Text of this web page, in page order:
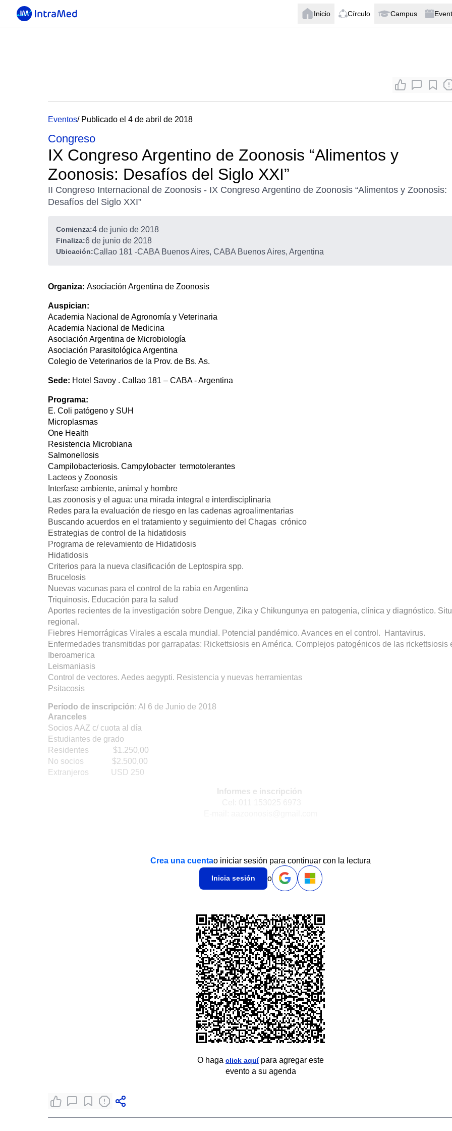
Inicio Círculo Campus
Eventos/ Publicado el 4 de abril de 2018
Congreso
IX Congreso Argentino de Zoonosis “Alimentos y
Zoonosis: Desafíos del Siglo XXI”
II Congreso Internacional de Zoonosis - IX Congreso Argentino de Zoonosis “Alimentos y Zoonosis:
Desafíos del Siglo XXI”
Comienza:4 de junio de 2018
Finaliza:6 de junio de 2018
Ubicación:Callao 181 -CABA Buenos Aires, CABA Buenos Aires, Argentina
Organiza: Asociación Argentina de Zoonosis
Auspician:
Academia Nacional de Agronomía y Veterinaria
Academia Nacional de Medicina
Asociación Argentina de Microbiología
Asociación Parasitológica Argentina
Colegio de Veterinarios de la Prov. de Bs. As.
Sede: Hotel Savoy . Callao 181 – CABA - Argentina
Programa:
E. Coli patógeno y SUH
Microplasmas
One Health
Resistencia Microbiana
Salmonellosis
Campilobacteriosis. Campylobacter termotolerantes
Lacteos y Zoonosis
Interfase ambiente, animal y hombre
Las zoonosis y el agua: una mirada integral e interdisciplinaria
Redes para la evaluación de riesgo en las cadenas agroalimentarias
Buscando acuerdos en el tratamiento y seguimiento del Chagas crónico
Estrategias de control de la hidatidosis
Programa de relevamiento de Hidatidosis
Hidatidosis
Criterios para la nueva clasificación de Leptospira spp.
Brucelosis
Nuevas vacunas para el control de la rabia en Argentina
Triquinosis. Educación para la salud
Aportes recientes de la investigación sobre Dengue, Zika y Chikungunya en patogenia, clínica y diagnóstico.
regional.
Fiebres Hemorrágicas Virales a escala mundial. Potencial pandémico. Avances en el control. Hantavirus.
Enfermedades transmitidas por garrapatas: Rickettsiosis en América. Complejos patogénicos de las rickettsiosis
Iberoamerica
Leismaniasis
Control de vectores. Aedes aegypti. Resistencia y nuevas herramientas
Psitacosis
Período de inscripción: Al 6 de Junio de 2018
Aranceles
Socios AAZ c/ cuota al día
Estudiantes de grado
Residentes $1.250,00
No socios $2.500,00
Extranjeros USD 250
Informes e inscripción
Crea una cuentao iniciar sesión para continuar con la lectura
Inicia sesión o
O haga click aquípara agregar este
evento a su agenda